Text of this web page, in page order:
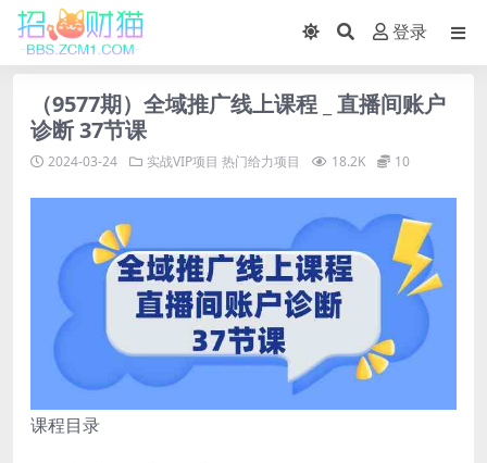
登录
（9577期）全域推广线上课程 _ 直播间账户
诊断 37节课
2024-03-24 实战VIP项目 热门给力项目 18.2K 10
课程目录